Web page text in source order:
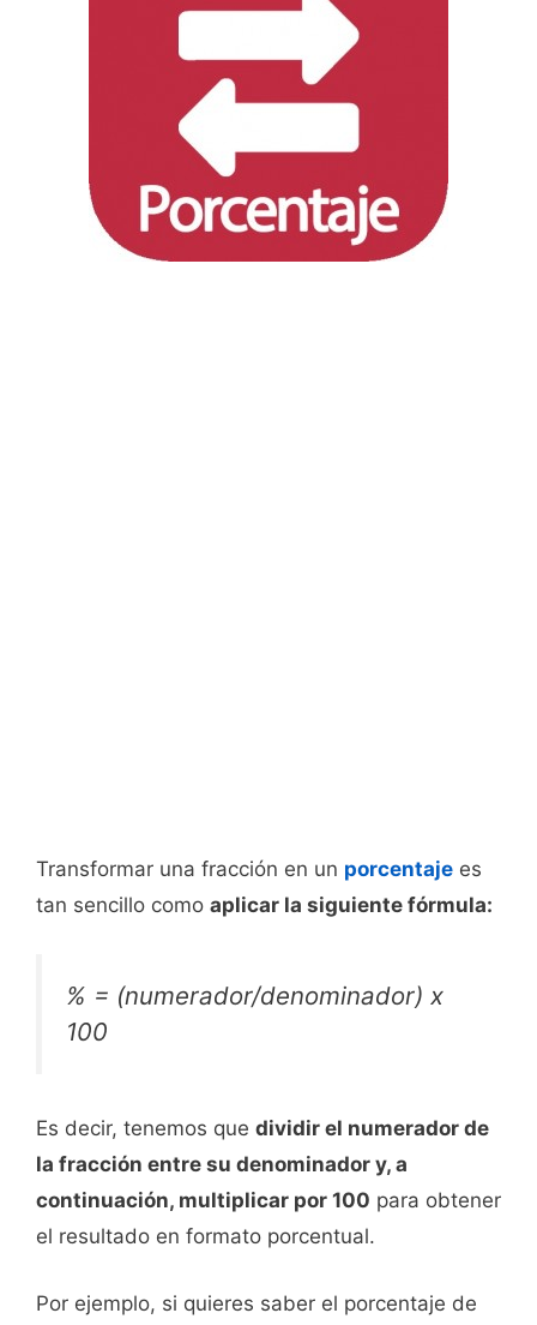
Transformar una fracción en un porcentaje es
tan sencillo como aplicar la siguiente fórmula:
% = (numerador/denominador) x
100
Es decir, tenemos que dividir el numerador de
la fracción entre su denominador y, a
continuación, multiplicar por 100 para obtener
el resultado en formato porcentual.
Por ejemplo, si quieres saber el porcentaje de